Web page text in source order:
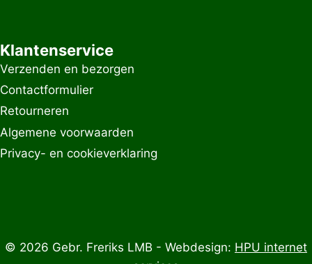
Klantenservice
Verzenden en bezorgen
Contactformulier
Retourneren
Algemene voorwaarden
Privacy- en cookieverklaring
© 2026 Gebr. Freriks LMB - Webdesign: HPU internet